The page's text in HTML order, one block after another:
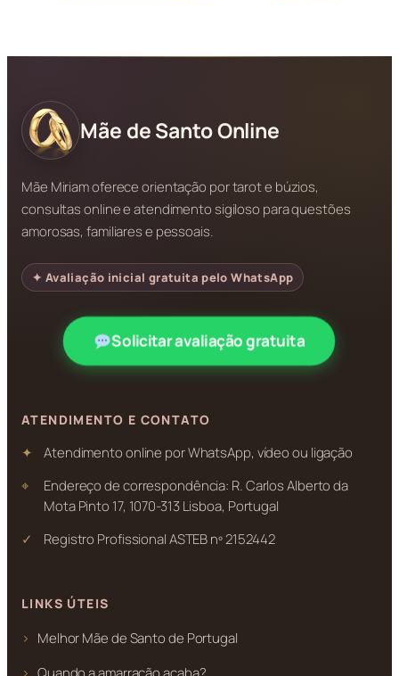
Mãe de Santo Online
Mãe Miriam oferece orientação por tarot e búzios,
consultas online e atendimento sigiloso para questões
amorosas, familiares e pessoais.
✦ Avaliação inicial gratuita pelo WhatsApp
Solicitar avaliação gratuita
ATENDIMENTO E CONTATO
Atendimento online por WhatsApp, vídeo ou ligação
Endereço de correspondência: R. Carlos Alberto da
Mota Pinto 17, 1070-313 Lisboa, Portugal
Registro Profissional ASTEB nº 2152442
LINKS ÚTEIS
Melhor Mãe de Santo de Portugal